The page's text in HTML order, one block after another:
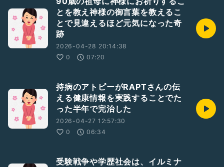
とを教え神様の御言葉を教えるこ
とで見違えるほど元気になった奇
跡
2026-04-28 20:14:38
0
07:20
持病のアトピーがRAPTさんの伝
える健康情報を実践することでた
った半年で完治した
2026-04-27 12:57:30
0
06:34
受験戦争や学歴社会は、イルミナ